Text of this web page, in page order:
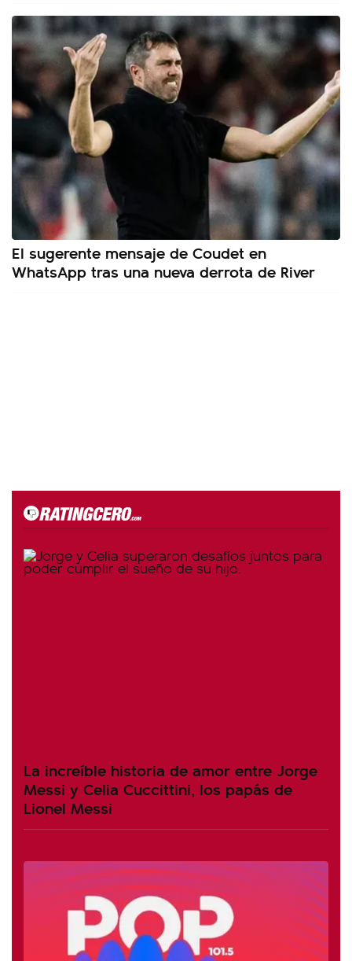
El sugerente mensaje de Coudet en
WhatsApp tras una nueva derrota de River
La increíble historia de amor entre Jorge
Messi y Celia Cuccittini, los papás de
Lionel Messi